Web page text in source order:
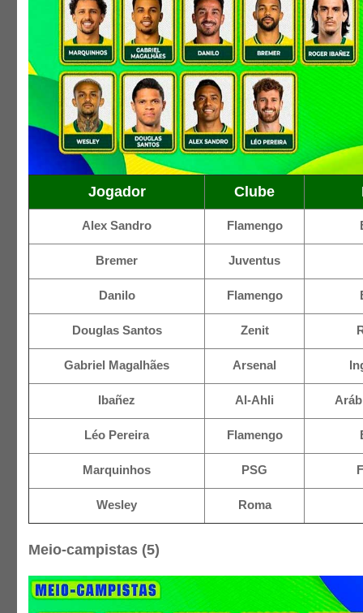
Jogador Clube
Alex Sandro Flamengo
Bremer Juventus
Danilo Flamengo
Douglas Santos Zenit
Gabriel Magalhães Arsenal
Ibañez Al-Ahli
Léo Pereira Flamengo
Marquinhos PSG
Wesley Roma
Meio-campistas (5)